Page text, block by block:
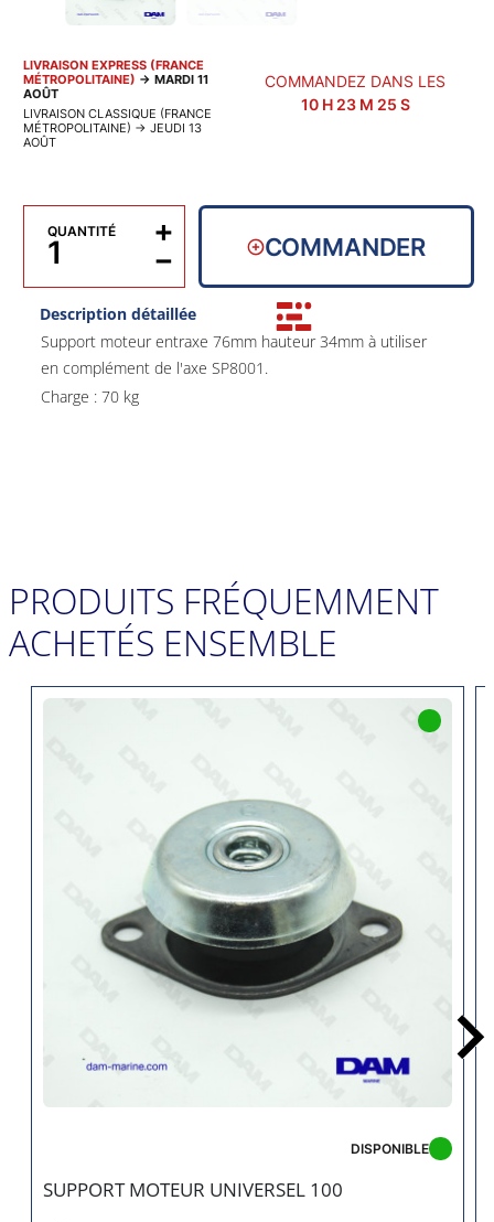
LIVRAISON EXPRESS (FRANCE
MÉTROPOLITAINE) → MARDI 11
AOÛT
LIVRAISON CLASSIQUE (FRANCE
MÉTROPOLITAINE) → JEUDI 13
AOÛT
COMMANDEZ DANS LES
10H 23M 24 S
QUANTITÉ
−
+ COMMANDER
Description détaillée
Support moteur entraxe 76mm hauteur 34mm à utiliser
en complément de l'axe SP8001.
Charge : 70 kg
PRODUITS FRÉQUEMMENT
ACHETÉS ENSEMBLE
SUPPORT MOTEUR UNIVERSEL 100
DISPONIBLE